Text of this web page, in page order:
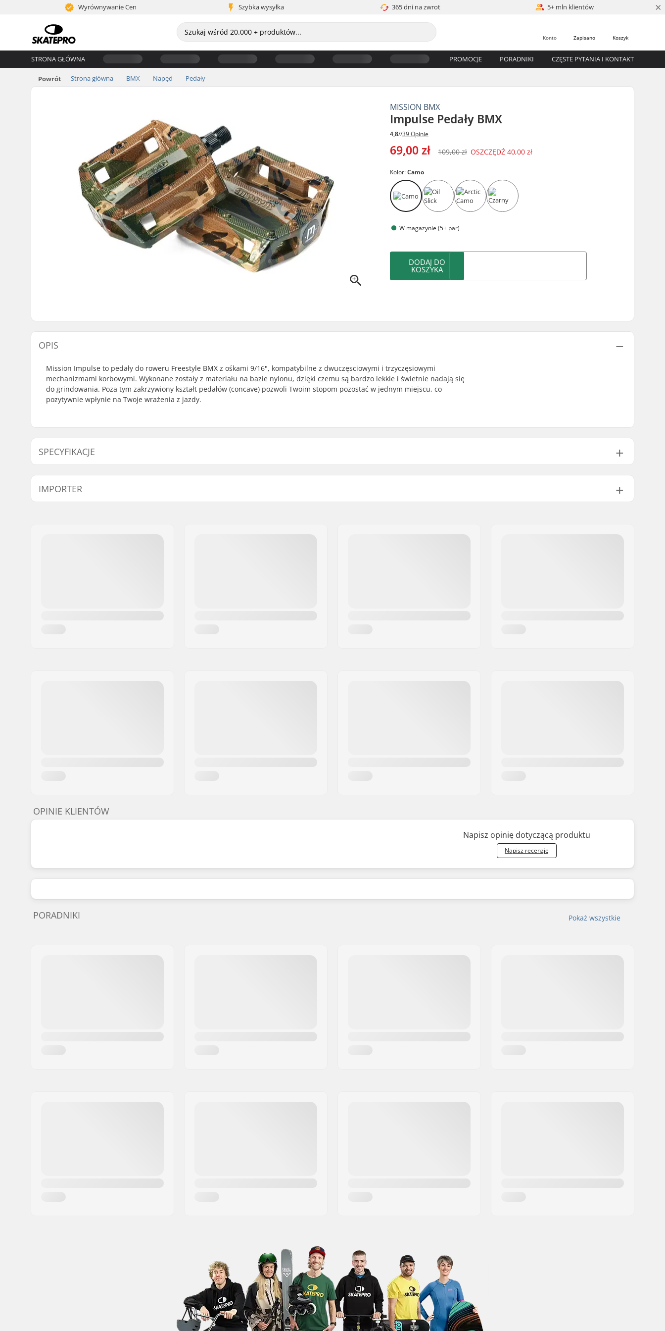
Wyrównywanie Cen Szybka wysyłka 365 dni na zwrot 5+ mln klientów ×
Koszyk
Zapisano
Konto
STRONA GŁÓWNA PROMOCJE PORADNIKI CZĘSTE PYTANIA I KONTAKT
Powrót Strona główna BMX Napęd Pedały
MISSION BMX
Impulse Pedały BMX
4,8//39 Opinie
69,00 zł 109,00 zł OSZCZĘDŹ40,00 zł
Kolor:Camo
W magazynie (5+ par)
DODAJ DO
KOSZYKA
OPIS
Mission Impulse to pedały do roweru Freestyle BMX z ośkami 9/16", kompatybilne z dwuczęsciowymi i trzyczęsiowymi
mechanizmami korbowymi. Wykonane zostały z materiału na bazie nylonu, dzięki czemu są bardzo lekkie i świetnie nadają się
do grindowania. Poza tym zakrzywiony kształt pedałów (concave) pozwoli Twoim stopom pozostać w jednym miejscu, co
pozytywnie wpłynie na Twoje wrażenia z jazdy.
SPECYFIKACJE
Concave pedałów:
Yes
Średnica ośki pedałów:
Materiał pedałów:
Nylon
IMPORTER
OPINIE KLIENTÓW
Napisz opinię dotyczącą produktu
Napisz recenzję
Pokaż wszystkie
PORADNIKI